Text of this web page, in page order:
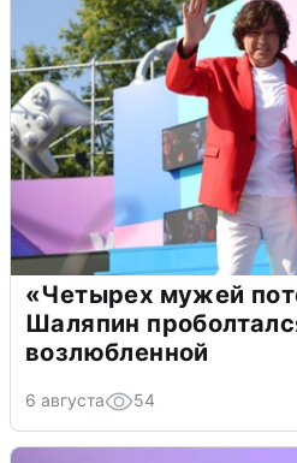
«Четырех мужей
Шаляпин
возлюбленной
6 августа 54